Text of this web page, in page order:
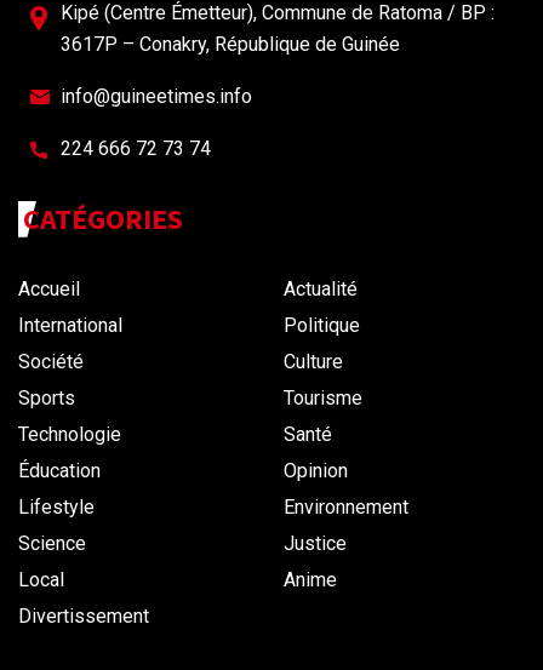
Kipé (Centre Émetteur), Commune de Ratoma / BP :
3617P – Conakry, République de Guinée
info@guineetimes.info
224 666 72 73 74
CATÉGORIES
Accueil
Actualité
International
Politique
Société
Culture
Sports
Tourisme
Technologie
Santé
Éducation
Opinion
Lifestyle
Environnement
Science
Justice
Local
Anime
Divertissement